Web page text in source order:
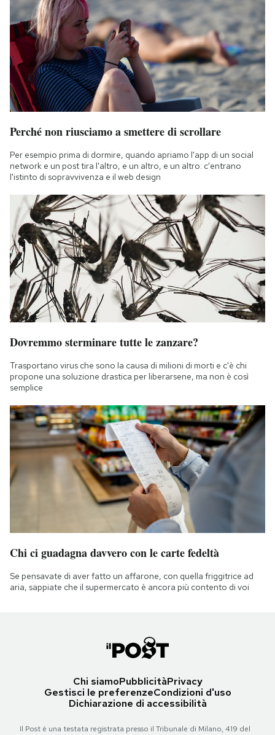
Perché non riusciamo a smettere di scrollare
Per esempio prima di dormire, quando apriamo l'app di un social
network e un post tira l'altro, e un altro, e un altro: c'entrano
l'istinto di sopravvivenza e il web design
Dovremmo sterminare tutte le zanzare?
Trasportano virus che sono la causa di milioni di morti e c'è chi
propone una soluzione drastica per liberarsene, ma non è così
semplice
Chi ci guadagna davvero con le carte fedeltà
Se pensavate di aver fatto un affarone, con quella friggitrice ad
aria, sappiate che il supermercato è ancora più contento di voi
Chi siamoPubblicitàPrivacy
Gestisci le preferenzeCondizioni d'uso
Dichiarazione di accessibilità
Il Post è una testata registrata presso il Tribunale di Milano, 419 del